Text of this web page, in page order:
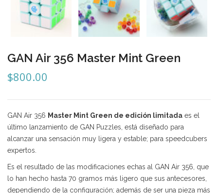
MoJue
Mozhi
Okamoto
QJ
Quick Finger
Very Puzzle
Cyclone Boy’s
GuoGuan
GAN Air 356 Master Mint Green
$800.00
GAN Air 356 Master Mint Green de edición limitada es el
último lanzamiento de GAN Puzzles, está diseñado para
alcanzar una sensación muy ligera y estable; para speedcubers
expertos.
Es el resultado de las modificaciones echas al GAN Air 356, que
lo han hecho hasta 70 gramos más ligero que sus antecesores,
dependiendo de la configuración; además de ser una pieza más